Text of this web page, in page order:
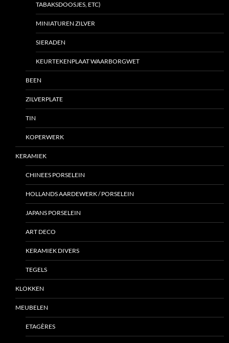
TABAKSDOOSJES, ETC)
MINIATUREN ZILVER
SIERADEN
KEURTEKENPLAAT WAARBORGWET
BEEN
ZILVERPLATE
TIN
KOPERWERK
KERAMIEK
CHINEES PORSELEIN
HOLLANDS AARDEWERK / PORSELEIN
JAPANS PORSELEIN
ART DECO
KERAMIEK DIVERS
TEGELS
KLOKKEN
MEUBELEN
ETAGÈRES